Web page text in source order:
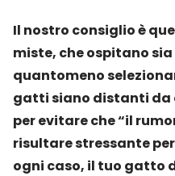
Il nostro consiglio è
miste, che ospitano
quantomeno
gatti siano distanti da
per evitare che “il
risultare stressante
ogni caso, il tuo gatto